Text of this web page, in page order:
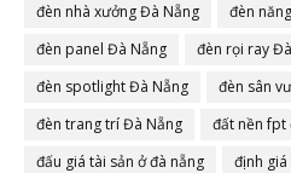
đèn nhà xưởng Đà Nẵng
đèn
đèn panel Đà Nẵng
đèn rọi ray
đèn spotlight Đà Nẵng
đèn sân
đèn trang trí Đà Nẵng
đất nền fpt
đấu giá tài sản ở đà nẵng
định